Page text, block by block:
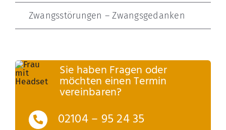
Zwangsstörungen – Zwangsgedanken
Sie haben Fragen oder
möchten einen Termin
vereinbaren?
02104 – 95 24 35